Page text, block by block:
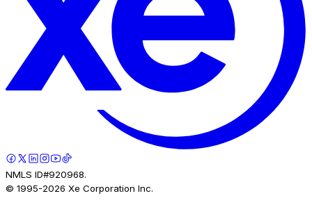
NMLS ID#920968.
© 1995-2026 Xe Corporation Inc.